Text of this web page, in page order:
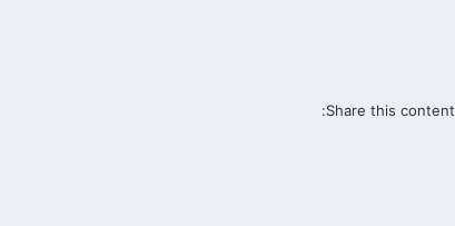
Share this content: